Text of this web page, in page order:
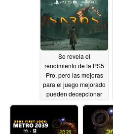
04/17/2026
Se revela el
rendimiento de la PS5
Pro, pero las mejoras
para el juego mejorado
pueden decepcionar
04/16/2026